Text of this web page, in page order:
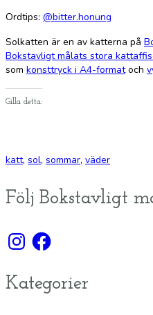
Ordtips: @bitter.honung
Solkatten är en av katterna på
Bokstavligt målats stora
som konsttryck i A4-formatoch
Gilla detta:
katt, sol, sommar, väder
Följ Bokstavligt
InstagramFacebook
Kategorier